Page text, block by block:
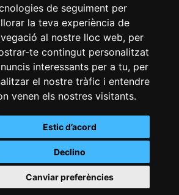
de seguiment per
la teva experiència de
al nostre lloc web, per
te contingut personalitzat
interessants per a tu, per
el nostre tràfic i entendre
venen els nostres visitants.
Estic d’acord
Declino
Canviar preferències
del Paisatge de Catalunya
OLOT - Tel:
+34 972 27 35 64
de dades | Política de galetes |
| Sistema intern d'alertes